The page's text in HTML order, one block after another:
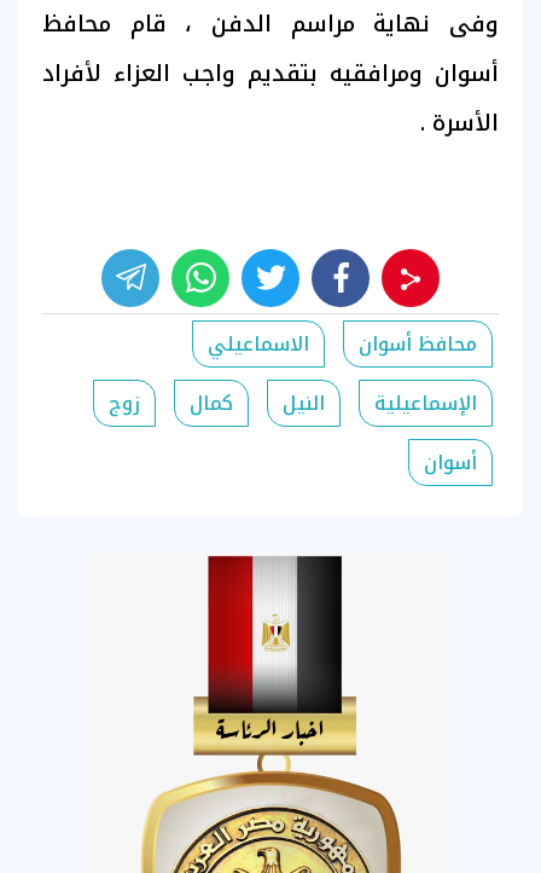
وفى نهاية مراسم الدفن ، قام محافظ
أسوان ومرافقيه بتقديم واجب العزاء لأفراد
الأسرة .
محافظ أسوان
الاسماعيلي
الإسماعيلية
النيل كمال
زوج
أسوان